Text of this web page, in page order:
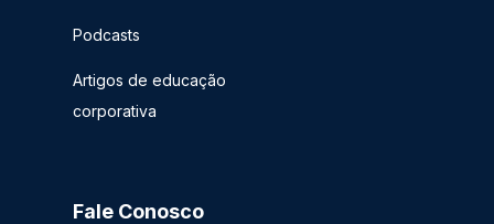
Podcasts
Artigos de educação
corporativa
Fale Conosco